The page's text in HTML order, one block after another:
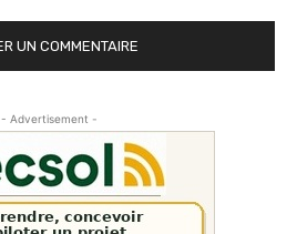
- Advertisement -